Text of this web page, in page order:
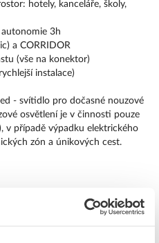
hotely, kanceláře, školy,
autonomie 3h
a CORRIDOR
(vše na konektor)
instalace)
- svítidlo pro dočasné nouzové
osvětlení je v činnosti pouze
v případě výpadku elektrického
zón a únikových cest.